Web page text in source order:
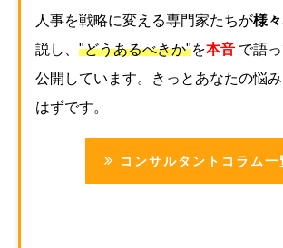
人事を戦略に変える専門家たちが様
説し、 "どうあるべきか"を本音 で語
公開しています。きっとあなたの悩
はずです。
コンサルタントコラム一